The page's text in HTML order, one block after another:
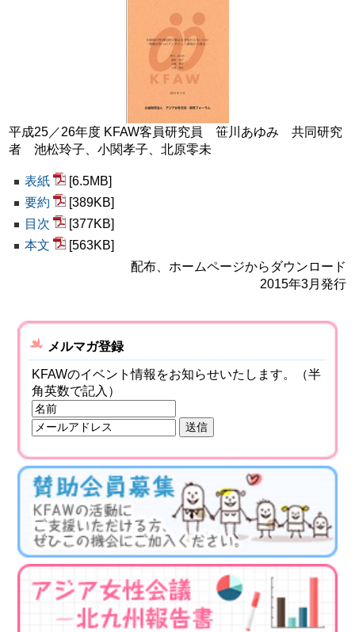
平成25／26年度 KFAW客員研究員 笹川あゆみ 共同研究
者 池松玲子、小関孝子、北原零未
表紙
[6.5MB]
要約
[389KB]
目次
[377KB]
本文
[563KB]
配布、ホームページからダウンロード
2015年3月発行
メルマガ登録
KFAWのイベント情報をお知らせいたします。（半
角英数で記入）